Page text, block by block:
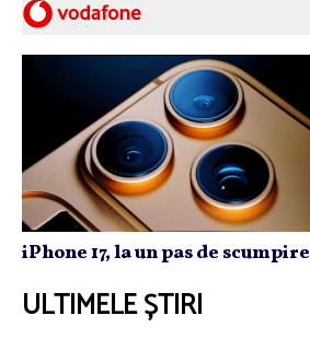
iPhone 17, la un pas de scumpire
ULTIMELE ȘTIRI